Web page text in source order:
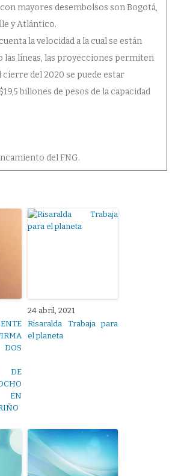
mayores desembolsos son Bogotá,
y Atlántico.
la velocidad a la cual se están
las líneas, las proyecciones permiten
cierre del 2020 se puede estar
billones de pesos de la capacidad
del FNG.
DE
24 abril, 2021
Risaralda Trabaja para
el planeta